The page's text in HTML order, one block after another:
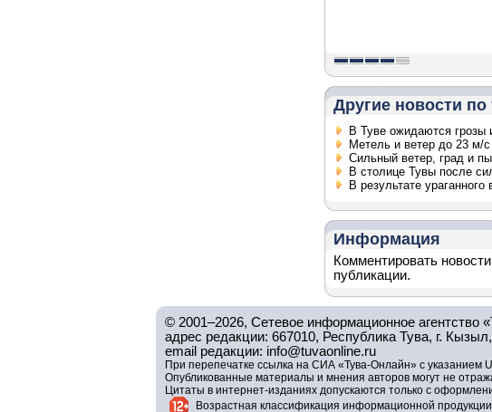
Другие новости по
В Туве ожидаются грозы
Метель и ветер до 23 м/
Сильный ветер, град и
В столице Тувы после
В результате
Информация
Комментировать
публикации.
© 2001–2026, Сетевое информационное агентство
адрес редакции: 667010, Республика Тува, г.
email редакции: info@tuvaonline.ru
При перепечатке ссылка на СИА «Тува-Онлайн» с указанием
Опубликованные материалы и мнения авторов могут не
Цитаты в интернет-изданиях допускаются только с
Возрастная классификация информационной